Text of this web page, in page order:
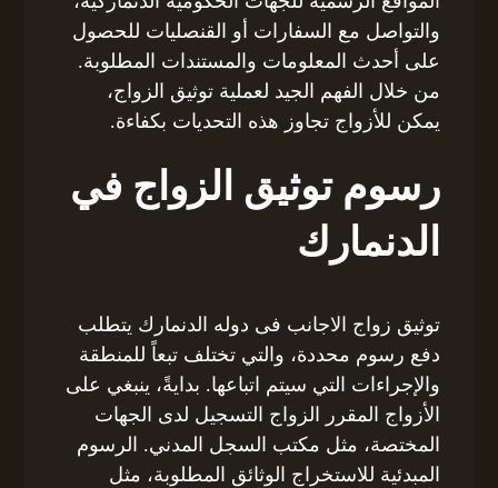
والتواصل مع السفارات أو القنصليات للحصول
على أحدث المعلومات والمستندات المطلوبة.
من خلال الفهم الجيد لعملية توثيق الزواج،
يمكن للأزواج تجاوز هذه التحديات بكفاءة.
رسوم توثيق الزواج في
الدنمارك
توثيق زواج الاجانب فى دوله الدنمارك يتطلب
دفع رسوم محددة، والتي تختلف تبعاً للمنطقة
والإجراءات التي سيتم اتباعها. بدايةً، ينبغي على
الأزواج المقرر الزواج التسجيل لدى الجهات
المختصة، مثل مكتب السجل المدني. الرسوم
المبدئية للاستخراج الوثائق المطلوبة، مثل